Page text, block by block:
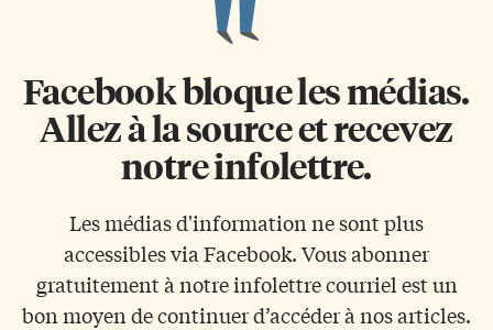
Facebook bloque les médias.
Allez à la source et recevez
notre infolettre.
Les médias d'information ne sont plus
accessibles via Facebook. Vous abonner
gratuitement à notre infolettre courriel est un
bon moyen de continuer d’accéder à nos articles.